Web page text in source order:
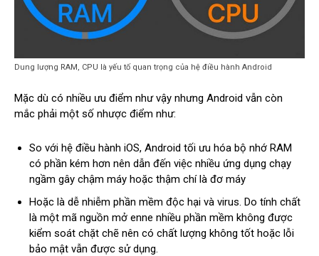
Dung lượng RAM, CPU là yếu tố quan trọng của hệ điều hành Android
Mặc dù có nhiều ưu điểm như vậy nhưng Android vẫn còn
mắc phải một số nhược điểm như:
So với hệ điều hành iOS, Android tối ưu hóa bộ nhớ RAM
có phần kém hơn nên dẫn đến việc nhiều ứng dụng chạy
ngầm gây chậm máy hoặc thậm chí là đơ máy
Hoặc là dễ nhiễm phần mềm độc hại và virus. Do tính chất
là một mã nguồn mở enne nhiều phần mềm không được
kiểm soát chặt chẽ nên có chất lượng không tốt hoặc lỗi
bảo mật vẫn được sử dụng.